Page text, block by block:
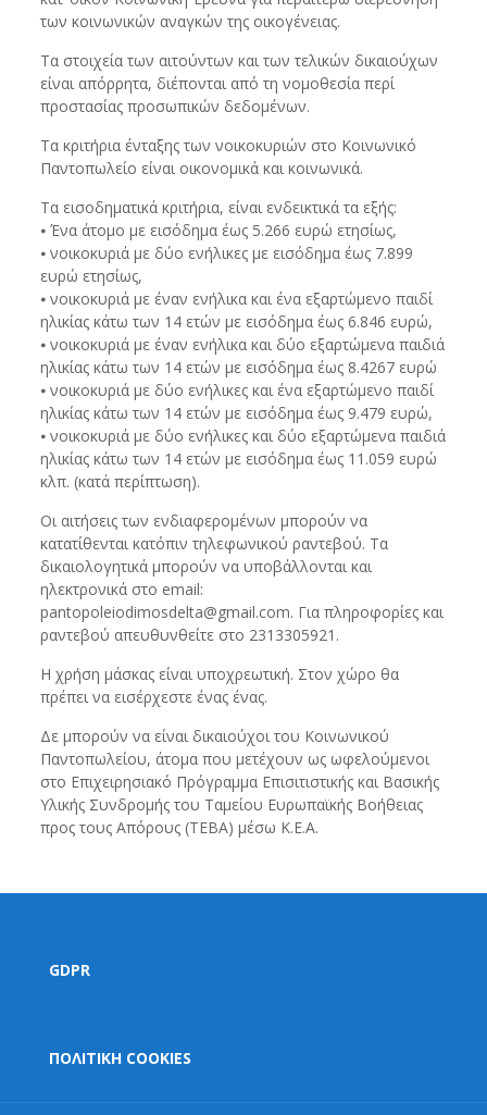
των κοινωνικών αναγκών της οικογένειας.
Τα στοιχεία των αιτούντων και των τελικών δικαιούχων
είναι απόρρητα, διέπονται από τη νομοθεσία περί
προστασίας προσωπικών δεδομένων.
Τα κριτήρια ένταξης των νοικοκυριών στο Κοινωνικό
Παντοπωλείο είναι οικονομικά και κοινωνικά.
Τα εισοδηματικά κριτήρια, είναι ενδεικτικά τα εξής:
⦁ Ένα άτομο με εισόδημα έως 5.266 ευρώ ετησίως,
⦁ νοικοκυριά με δύο ενήλικες με εισόδημα έως 7.899
ευρώ ετησίως,
⦁ νοικοκυριά με έναν ενήλικα και ένα εξαρτώμενο παιδί
ηλικίας κάτω των 14 ετών με εισόδημα έως 6.846 ευρώ,
⦁ νοικοκυριά µε έναν ενήλικα και δύο εξαρτώμενα παιδιά
ηλικίας κάτω των 14 ετών με εισόδημα έως 8.4267 ευρώ
⦁ νοικοκυριά µε δύο ενήλικες και ένα εξαρτώμενο παιδί
ηλικίας κάτω των 14 ετών με εισόδημα έως 9.479 ευρώ,
⦁ νοικοκυριά µε δύο ενήλικες και δύο εξαρτώμενα παιδιά
ηλικίας κάτω των 14 ετών με εισόδημα έως 11.059 ευρώ
κλπ. (κατά περίπτωση).
Οι αιτήσεις των ενδιαφερομένων μπορούν να
κατατίθενται κατόπιν τηλεφωνικού ραντεβού. Τα
δικαιολογητικά μπορούν να υποβάλλονται και
ηλεκτρονικά στο email:
pantopoleiodimosdelta@gmail.com. Για πληροφορίες και
ραντεβού απευθυνθείτε στο 2313305921.
Η χρήση μάσκας είναι υποχρεωτική. Στον χώρο θα
πρέπει να εισέρχεστε ένας ένας.
Δε μπορούν να είναι δικαιούχοι του Κοινωνικού
Παντοπωλείου, άτομα που μετέχουν ως ωφελούμενοι
στο Επιχειρησιακό Πρόγραμμα Επισιτιστικής και Βασικής
Υλικής Συνδρομής του Ταμείου Ευρωπαϊκής Βοήθειας
προς τους Απόρους (ΤΕΒΑ) μέσω Κ.Ε.Α.
GDPR
ΠΟΛΙΤΙΚΗ COOKIES